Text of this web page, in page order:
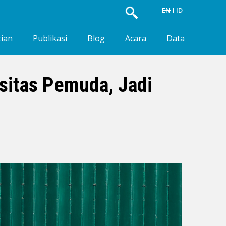
EN ID
Publikasi Blog Acara Data
Pemuda, Jadi